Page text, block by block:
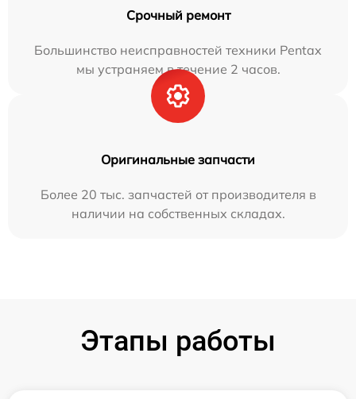
Срочный ремонт
Большинство неисправностей техники Pentax
мы устраняем в течение 2 часов.
Оригинальные запчасти
Более 20 тыс. запчастей от производителя в
наличии на собственных складах.
Этапы работы